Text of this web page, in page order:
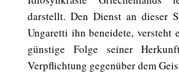
darstellt. Den Dienst an dieser
Ungaretti ihn beneidete, versteht
günstige Folge seiner
Verpflichtung gegenüber dem